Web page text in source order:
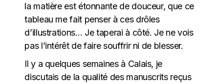
la matière est étonnante de douceur, que ce
tableau me fait penser à ces drôles
d’illustrations… Je taperai à côté. Je ne vois
pas l’intérêt de faire souffrir ni de blesser.
Il y a quelques semaines à Calais, je
discutais de la qualité des manuscrits reçus